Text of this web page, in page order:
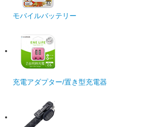
モバイルバッテリー
充電アダプター/置き型充電器